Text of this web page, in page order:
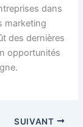
dans
marketing
des dernières
opportunités
SUIVANT